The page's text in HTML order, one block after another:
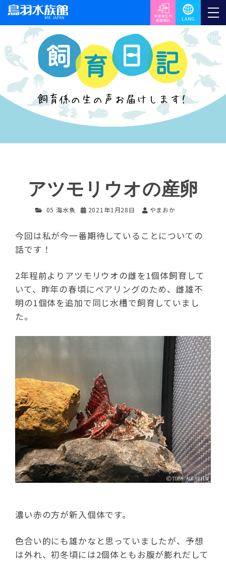
アツモリウオの産卵
05 海水魚 2021年1月28日 やまおか
今回は私が今一番期待していることについての
話です！
2年程前よりアツモリウオの雌を1個体飼育して
いて、昨年の春頃にペアリングのため、雌雄不
明の1個体を追加で同じ水槽で飼育していまし
た。
濃い赤の方が新入個体です。
色合い的にも雄かなと思っていましたが、予想
は外れ、初冬頃には2個体ともお腹が膨れだして